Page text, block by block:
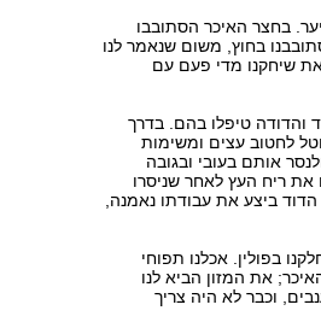
בחצר האיכר הסתובבו
בחוץ, משום שנאמר לנו
שיחקנו מדי פעם עם
והדודה טיפלו בהם. בדרך
לחטוב עצים ומשימות
אותם בעובי ובגובה
את ריח העץ לאחר שניסרו
ביצע את עבודתו נאמנה,
בפולין. אכלנו תפוחי
את המזון הביא לנו
וכבר לא היה צריך